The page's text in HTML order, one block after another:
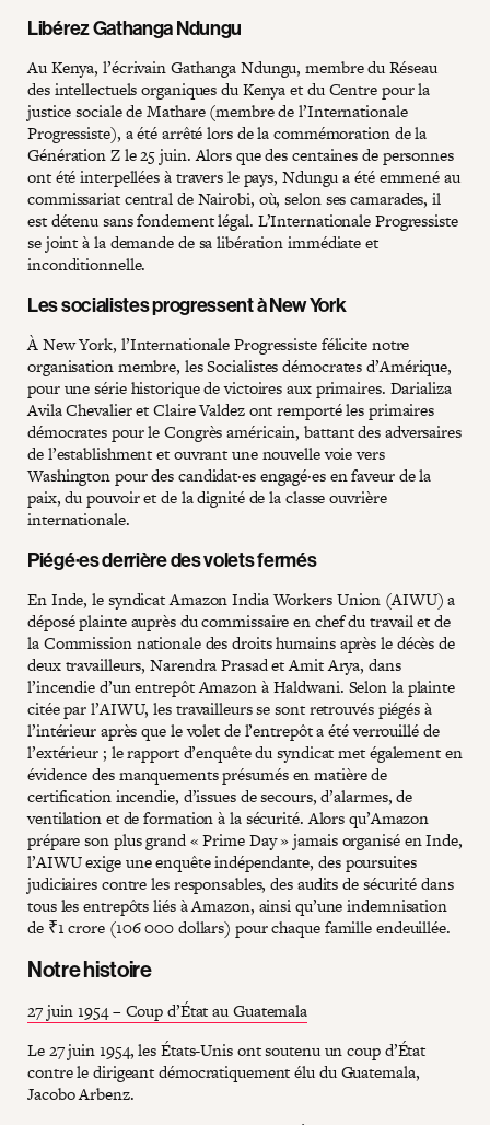
Libérez Gathanga Ndungu
Au Kenya, l’écrivain Gathanga Ndungu, membre du Réseau
des intellectuels organiques du Kenya et du Centre pour la
justice sociale de Mathare (membre de l’Internationale
Progressiste), a été arrêté lors de la commémoration de la
Génération Z le 25 juin. Alors que des centaines de personnes
ont été interpellées à travers le pays, Ndungu a été emmené au
commissariat central de Nairobi, où, selon ses camarades, il
est détenu sans fondement légal. L’Internationale Progressiste
se joint à la demande de sa libération immédiate et
inconditionnelle.
Les socialistes progressent à New York
À New York, l’Internationale Progressiste félicite notre
organisation membre, les Socialistes démocrates d’Amérique,
pour une série historique de victoires aux primaires. Darializa
Avila Chevalier et Claire Valdez ont remporté les primaires
démocrates pour le Congrès américain, battant des adversaires
de l’establishment et ouvrant une nouvelle voie vers
Washington pour des candidat·es engagé·es en faveur de la
paix, du pouvoir et de la dignité de la classe ouvrière
internationale.
Piégé·es derrière des volets fermés
En Inde, le syndicat Amazon India Workers Union (AIWU) a
déposé plainte auprès du commissaire en chef du travail et de
la Commission nationale des droits humains après le décès de
deux travailleurs, Narendra Prasad et Amit Arya, dans
l’incendie d’un entrepôt Amazon à Haldwani. Selon la plainte
citée par l’AIWU, les travailleurs se sont retrouvés piégés à
l’intérieur après que le volet de l’entrepôt a été verrouillé de
l’extérieur ; le rapport d’enquête du syndicat met également en
évidence des manquements présumés en matière de
certification incendie, d’issues de secours, d’alarmes, de
ventilation et de formation à la sécurité. Alors qu’Amazon
prépare son plus grand « Prime Day » jamais organisé en Inde,
l’AIWU exige une enquête indépendante, des poursuites
judiciaires contre les responsables, des audits de sécurité dans
tous les entrepôts liés à Amazon, ainsi qu’une indemnisation
de ₹1 crore (106 000 dollars) pour chaque famille endeuillée.
Notre histoire
27 juin 1954 – Coup d’État au Guatemala
Le 27 juin 1954, les États-Unis ont soutenu un coup d’État
contre le dirigeant démocratiquement élu du Guatemala,
Jacobo Arbenz.